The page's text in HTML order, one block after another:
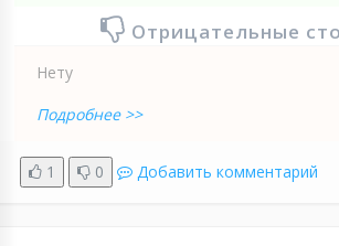
Отрицательные
Нету
Подробнее >>
1 0 Добавить комментарий